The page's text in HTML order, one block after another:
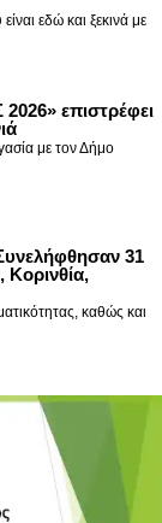
εδώ και ξεκινά με
επιστρέφει
με τον Δήμο
31
Κορινθία,
καθώς και